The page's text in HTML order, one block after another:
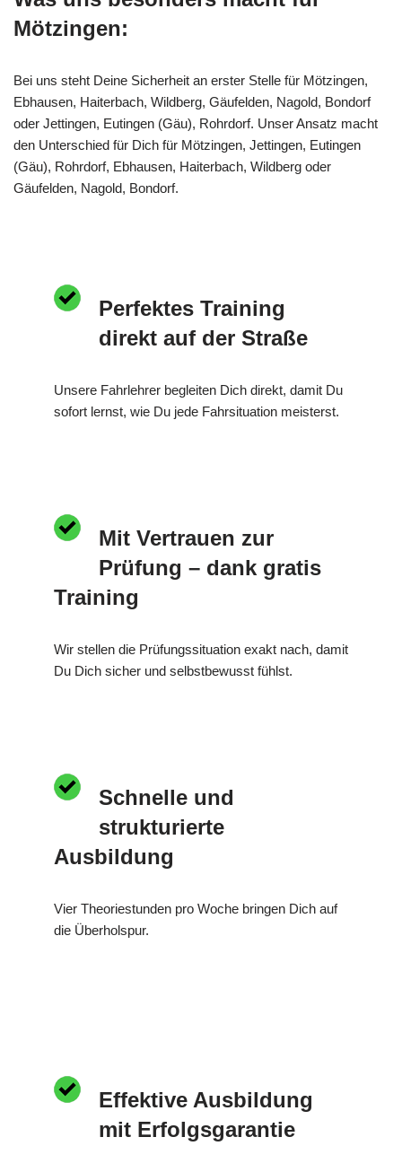
Mötzingen:
Bei uns steht Deine Sicherheit an erster Stelle für Mötzingen,
Ebhausen, Haiterbach, Wildberg, Gäufelden, Nagold, Bondorf
oder Jettingen, Eutingen (Gäu), Rohrdorf. Unser Ansatz macht
den Unterschied für Dich für Mötzingen, Jettingen, Eutingen
(Gäu), Rohrdorf, Ebhausen, Haiterbach, Wildberg oder
Gäufelden, Nagold, Bondorf.
Perfektes Training
direkt auf der Straße
Unsere Fahrlehrer begleiten Dich direkt, damit Du
sofort lernst, wie Du jede Fahrsituation meisterst.
Mit Vertrauen zur
Prüfung – dank gratis
Training
Wir stellen die Prüfungssituation exakt nach, damit
Du Dich sicher und selbstbewusst fühlst.
Schnelle und
strukturierte
Ausbildung
Vier Theoriestunden pro Woche bringen Dich auf
die Überholspur.
Effektive Ausbildung
mit Erfolgsgarantie